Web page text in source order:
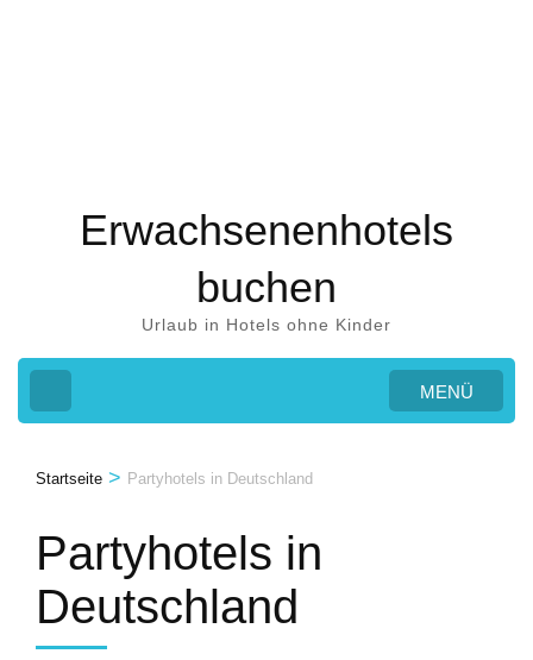
Erwachsenenhotels
buchen
Urlaub in Hotels ohne Kinder
MENÜ
Startseite > Partyhotels in Deutschland
Partyhotels in
Deutschland